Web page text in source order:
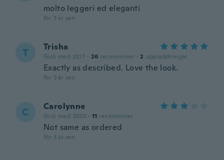
molto leggeri ed eleganti
för 3 år sen
T Trisha
Gick med 2017 · 26 recensioner · 2 uppladdningar
Exactly as described. Love the look.
för 3 år sen
C Carolynne
Gick med 2020 · 11 recensioner
Not same as ordered
för 3 år sen